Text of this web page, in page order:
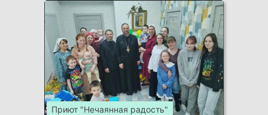
Приют "Нечаянная радость"